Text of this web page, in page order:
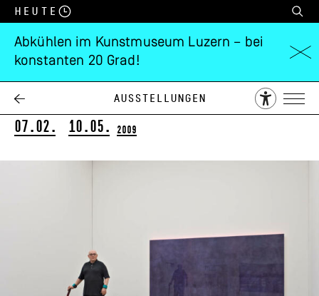
Heute
Abkühlen im Kunstmuseum Luzern – bei
konstanten 20 Grad!
Ausstellungen
Urs Lüthi
Art is the better life
07.02. 10.05. 2009